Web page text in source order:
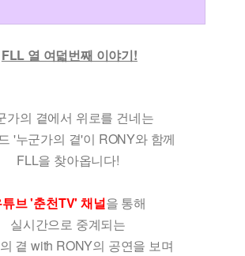
FLL 열 여덟번째 이야기!
가의 곁에서 위로를 건네는
'누군가의 곁'이 RONY와 함께
FLL을 찾아옵니다!
브 '춘천TV' 채널을 통해
실시간으로 중계되는
곁 with RONY의 공연을 보며